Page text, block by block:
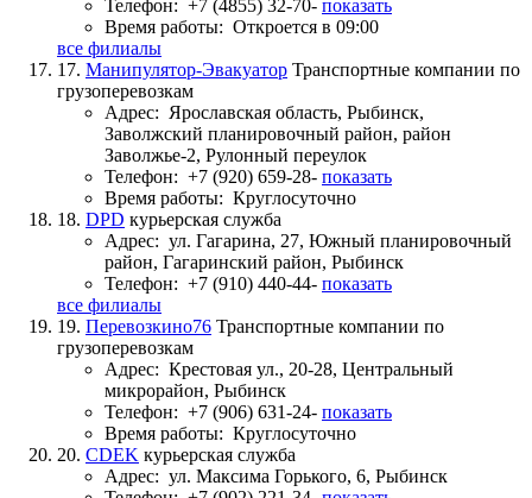
Телефон: +7 (4855) 32-70- показать
Время работы: Откроется в 09:00
все филиалы
17. Манипулятор-Эвакуатор Транспортные компании по
грузоперевозкам
Адрес: Ярославская область, Рыбинск,
Заволжский планировочный район, район
Заволжье-2, Рулонный переулок
Телефон: +7 (920) 659-28- показать
Время работы: Круглосуточно
18. DPD курьерская служба
Адрес: ул. Гагарина, 27, Южный планировочный
район, Гагаринский район, Рыбинск
Телефон: +7 (910) 440-44- показать
все филиалы
19. Перевозкино76 Транспортные компании по
грузоперевозкам
Адрес: Крестовая ул., 20-28, Центральный
микрорайон, Рыбинск
Телефон: +7 (906) 631-24- показать
Время работы: Круглосуточно
20. CDEK курьерская служба
Адрес: ул. Максима Горького, 6, Рыбинск